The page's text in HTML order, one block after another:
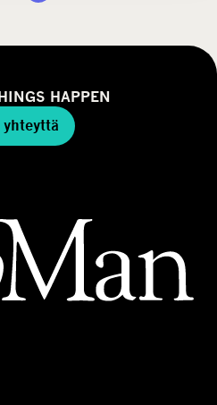
HAPPEN
yhteyttä